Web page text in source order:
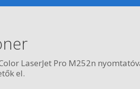
LaserJet Pro M252n
el.